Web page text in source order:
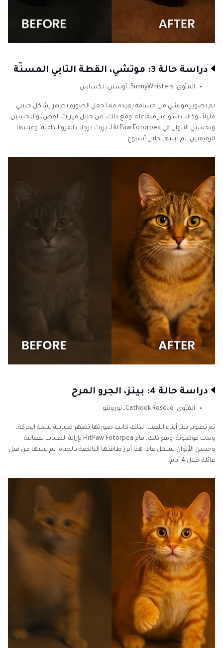
دراسة حالة 3: موتشي، القطة التابي المسنّة
المأوى: SunnyWhisters، أوستن، تكساس
تم تصوير موتشي من مسافة بعيدة مما جعل الصورة تظهر بشكل حبيبي
قليلاً، وكانت تبدو غير متفاعلة. ومع ذلك، من خلال ميزات القص، والتحسين،
وتحسين الألوان في HitPaw Fotorpea، برزت درجات الفرو الدافئة، وعينيها
الرقيقتين. تم تبنيها خلال أسبوع.
دراسة حالة 4: بينز، الجرو المرح
المأوى: CatNook Rescue، تورونتو
تم تصوير بينز أثناء اللعب، لذلك كانت صورتها تظهر ضبابية نتيجة الحركة،
وبدت فوضوية. ومع ذلك، قام HitPaw Fotorpea بإزالة الضباب بفعالية
وحسن الألوان بشكل عام. هذا أبرز طاقتها النابضة بالحياة. تم تبنيها من قبل
عائلة خلال 4 أيام.